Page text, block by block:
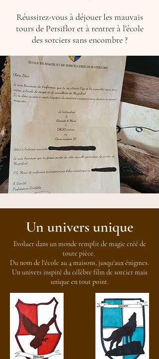
Réussirez-vous à déjouer les mauvais
tours de Persiflor et à rentrer à l'école
des sorciers sans encombre ?
Un univers unique
Evoluer dans un monde remplit de magie créé de
toute pièce.
Du nom de l'école au 4 maisons, jusqu'aux énigmes.
Un univers inspiré du célèbre film de sorcier mais
unique en tout point.